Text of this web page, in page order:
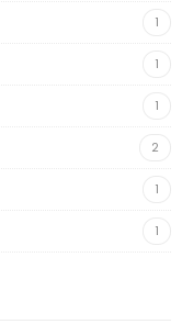
1
1
1
2
1
1